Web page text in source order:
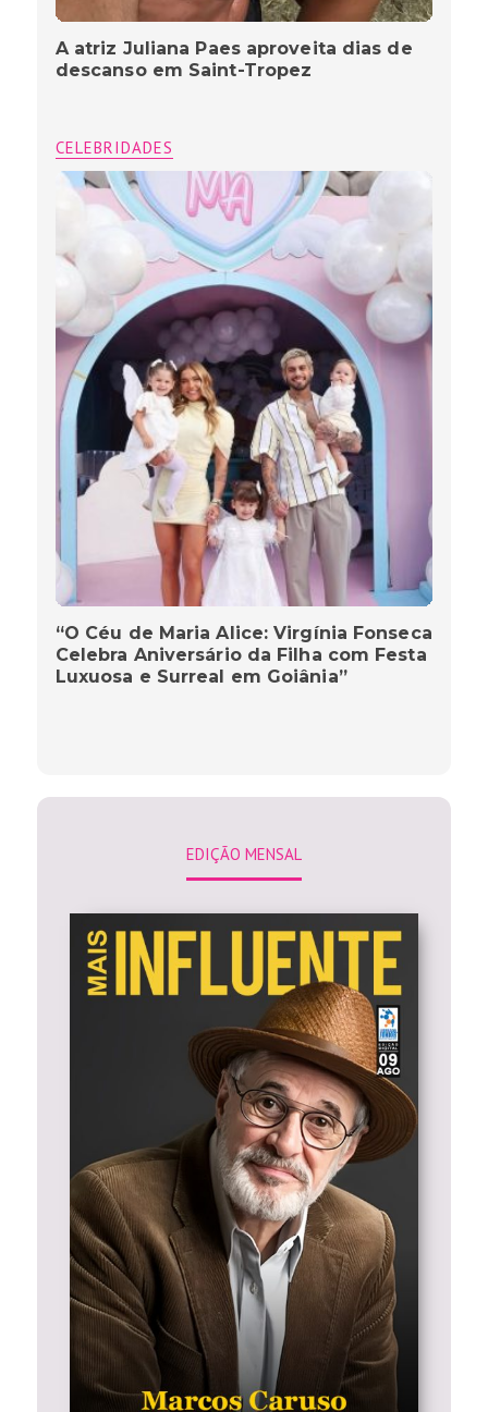
A atriz Juliana Paes aproveita dias de
descanso em Saint-Tropez
CELEBRIDADES
“O Céu de Maria Alice: Virgínia Fonseca
Celebra Aniversário da Filha com Festa
Luxuosa e Surreal em Goiânia”
EDIÇÃO MENSAL